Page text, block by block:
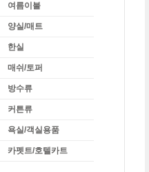
여름이불
양실/매트
한실
매쉬/토퍼
방수류
커튼류
욕실/객실용품
카펫트/호텔카트